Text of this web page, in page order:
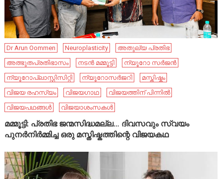
Dr Arun Oommen Neuroplasticity
അതുല്യ പ്രതിഭ
അത്ഭുതപ്രതിഭാസം
നടൻ മമ്മൂട്ടി
ന്യൂറോ സർജൻ
ന്യൂറോപ്ലാസ്റ്റിസിറ്റി
ന്യൂറോസർജറി
മസ്തിഷ്കം
വിജയ രഹസ്യം
വിജയഗാഥ
വിജയത്തിന് പിന്നിൽ
വിജയപഥങ്ങൾ
വിജയാശംസകൾ
മമ്മൂട്ടി: പ്രതിഭ ജന്മസിദ്ധമല്ല… ദിവസവും സ്വയം
പുനർനിർമ്മിച്ച ഒരു മസ്തിഷ്കത്തിന്റെ വിജയകഥ